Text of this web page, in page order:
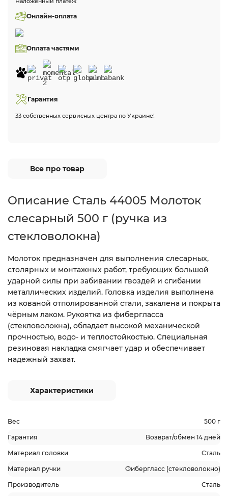
Онлайн-оплата
Оплата частями
Гарантия
33 собственных сервисных центра по Украине!
Все про товар
Описание Сталь 44005 Молоток
слесарный 500 г (ручка из
стекловолокна)
Молоток предназначен для выполнения слесарных,
столярных и монтажных работ, требующих большой
ударной силы при забивании гвоздей и сгибании
металлических изделий. Головка изделия выполнена
из кованой отполированной стали, закалена и покрыта
чёрным лаком. Рукоятка из фибергласса
(стекловолокна), обладает высокой механической
прочностью, водо- и теплостойкостью. Специальная
резиновая накладка смягчает удар и обеспечивает
надежный захват.
Характеристики
Вес 500 г
Гарантия Возврат/обмен 14 дней
Материал головки Сталь
Материал ручки Фибергласс (стекловолокно)
Производитель Сталь